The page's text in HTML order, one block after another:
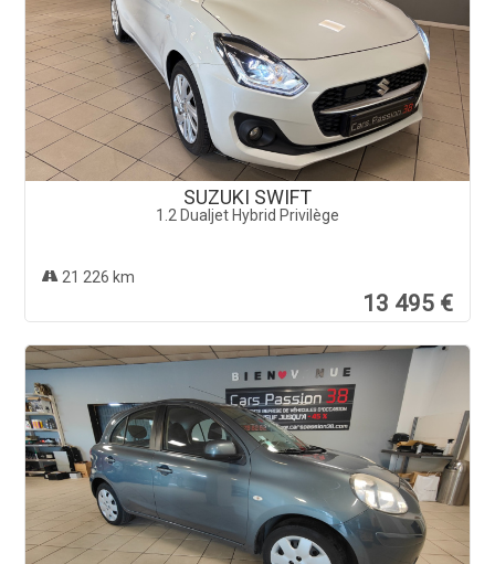
SUZUKI SWIFT
1.2 Dualjet Hybrid Privilège
21 226 km
13 495 €